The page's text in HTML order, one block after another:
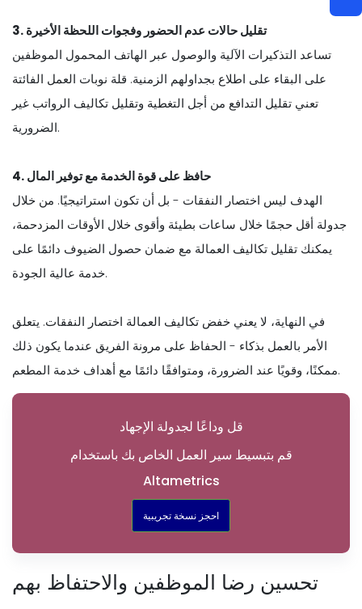
3. تقليل حالات عدم الحضور وفجوات اللحظة الأخيرة
تساعد التذكيرات الآلية والوصول عبر الهاتف المحمول الموظفين
على البقاء على اطلاع بجداولهم الزمنية. قلة نوبات العمل الفائتة
تعني تقليل التدافع من أجل التغطية وتقليل تكاليف الرواتب غير
الضرورية.
4. حافظ على قوة الخدمة مع توفير المال
الهدف ليس اختصار النفقات - بل أن تكون استراتيجيًا. من خلال
جدولة أقل حجمًا خلال ساعات بطيئة وأقوى خلال الأوقات المزدحمة،
يمكنك تقليل تكاليف العمالة مع ضمان حصول الضيوف دائمًا على
خدمة عالية الجودة.
في النهاية، لا يعني خفض تكاليف العمالة اختصار النفقات. يتعلق
الأمر بالعمل بذكاء - الحفاظ على مرونة الفريق عندما يكون ذلك
ممكنًا، وقويًا عند الضرورة، ومتوافقًا دائمًا مع أهداف خدمة المطعم.
قل وداعًا لجدولة الإجهاد
قم بتبسيط سير العمل الخاص بك باستخدام
Altametrics
احجز نسخة تجريبية
تحسين رضا الموظفين والاحتفاظ بهم